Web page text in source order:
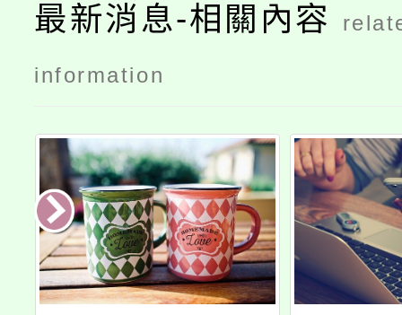
最新消息-相關內容
information